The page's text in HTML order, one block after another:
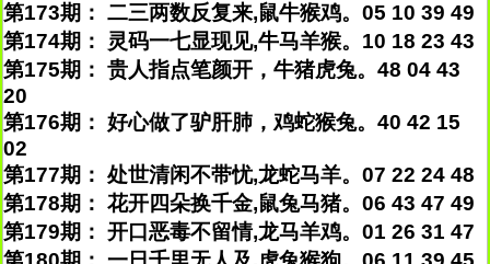
第173期： 二三两数反复来,鼠牛猴鸡。05 10 39 49
第174期： 灵码一七显现见,牛马羊猴。10 18 23 43
第175期： 贵人指点笔颜开，牛猪虎兔。48 04 43
20
第176期： 好心做了驴肝肺，鸡蛇猴兔。40 42 15
02
第177期： 处世清闲不带忧,龙蛇马羊。07 22 24 48
第178期： 花开四朵换千金,鼠兔马猪。06 43 47 49
第179期： 开口恶毒不留情,龙马羊鸡。01 26 31 47